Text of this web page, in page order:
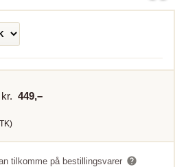
449,–
)
tilkomme på bestillingsvarer